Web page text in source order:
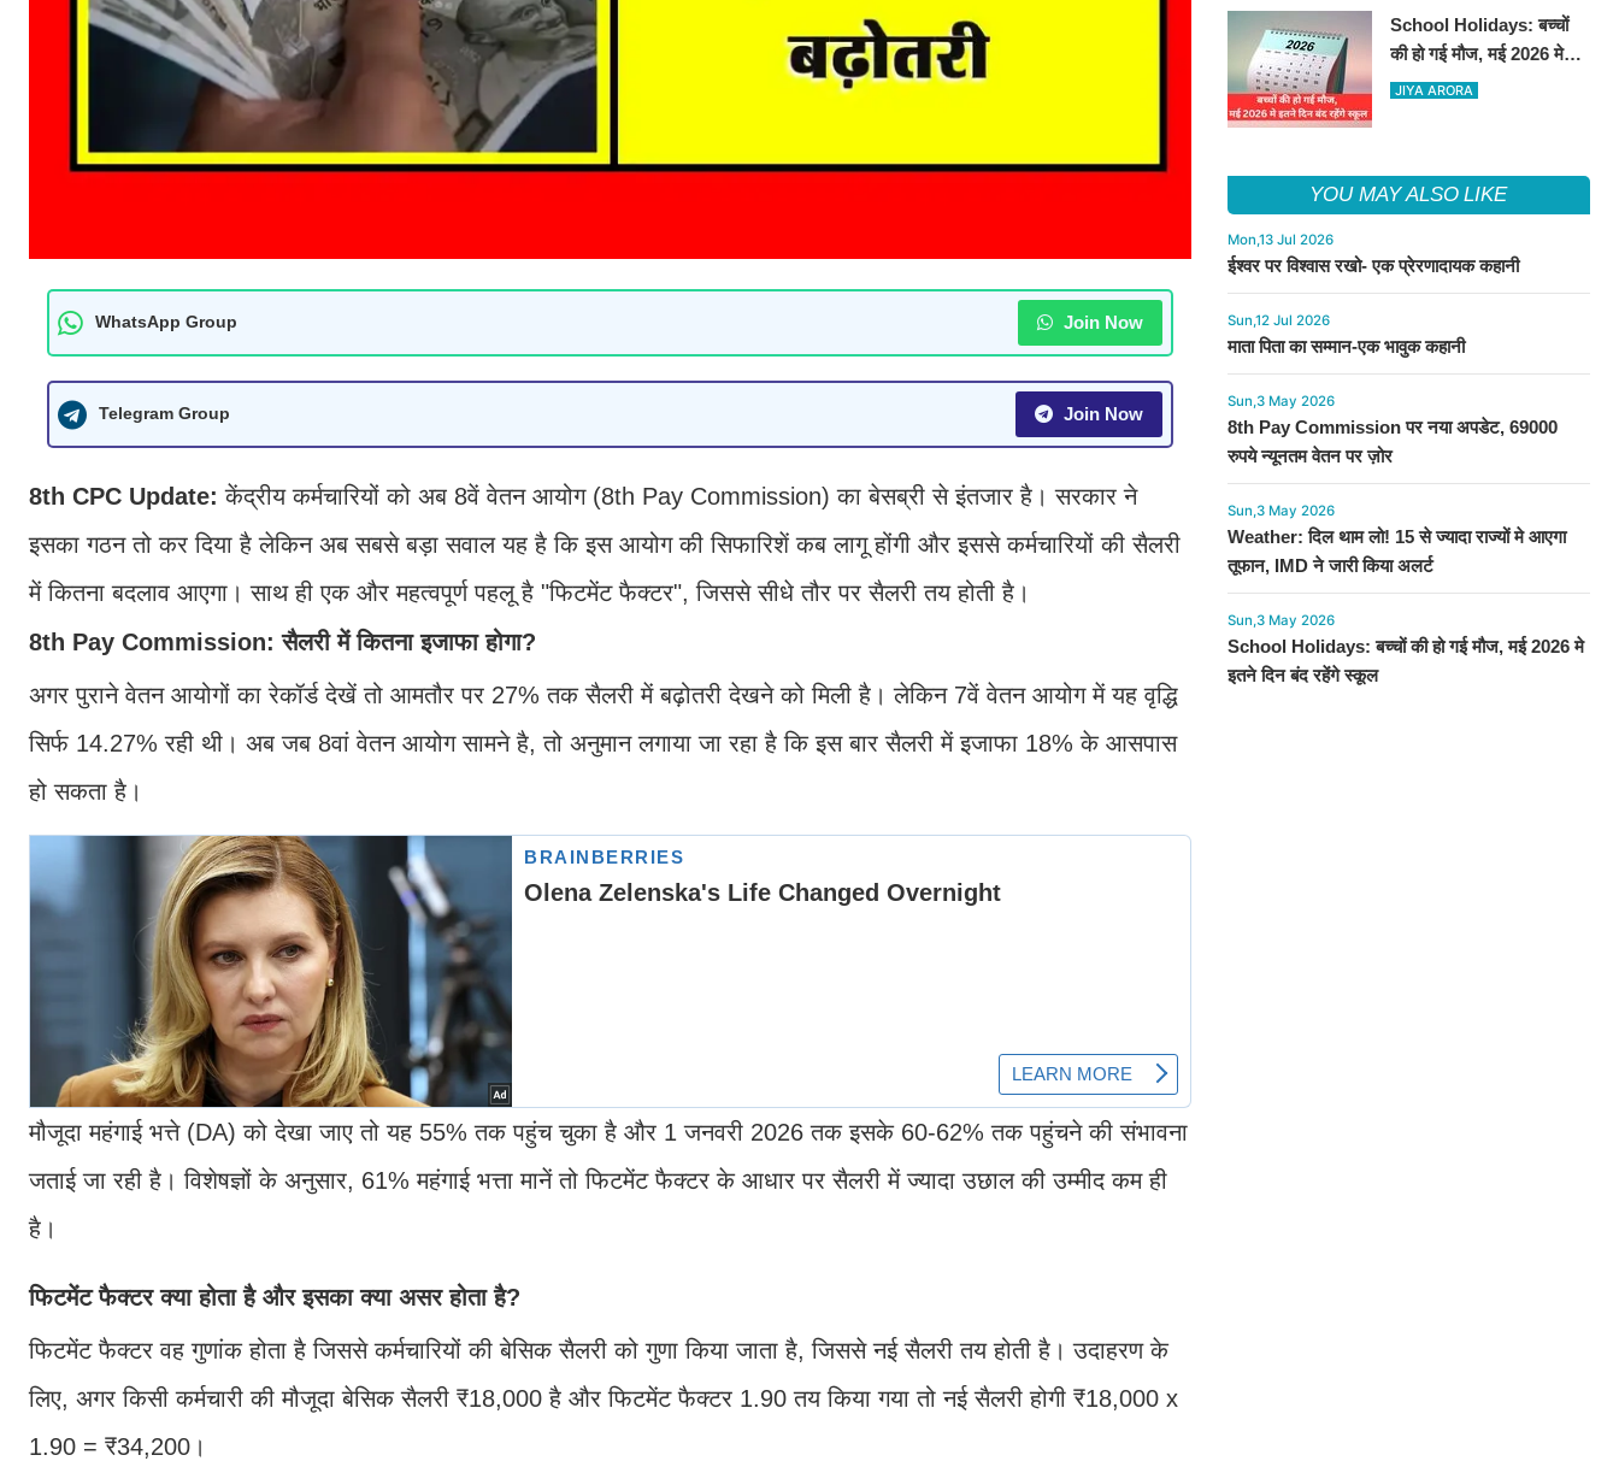
WhatsApp Group Join Now
Telegram Group Join Now
8th CPC Update:केंद्रीय कर्मचारियों को अब 8वें वेतन आयोग (8th Pay Commission) का बेसब्री से इंतजार है। सरकार ने
इसका गठन तो कर दिया है लेकिन अब सबसे बड़ा सवाल यह है कि इस आयोग की सिफारिशें कब लागू होंगी और इससे कर्मचारियों की सैलरी
में कितना बदलाव आएगा। साथ ही एक और महत्वपूर्ण पहलू है "फिटमेंट फैक्टर", जिससे सीधे तौर पर सैलरी तय होती है।
8th Pay Commission: सैलरी में कितना इजाफा होगा?
अगर पुराने वेतन आयोगों का रेकॉर्ड देखें तो आमतौर पर 27% तक सैलरी में बढ़ोतरी देखने को मिली है। लेकिन 7वें वेतन आयोग में यह वृद्धि
सिर्फ 14.27% रही थी। अब जब 8वां वेतन आयोग सामने है, तो अनुमान लगाया जा रहा है कि इस बार सैलरी में इजाफा 18% के आसपास
हो सकता है।
मौजूदा महंगाई भत्ते (DA) को देखा जाए तो यह 55% तक पहुंच चुका है और 1 जनवरी 2026 तक इसके 60-62% तक पहुंचने की संभावना
जताई जा रही है। विशेषज्ञों के अनुसार, 61% महंगाई भत्ता मानें तो फिटमेंट फैक्टर के आधार पर सैलरी में ज्यादा उछाल की उम्मीद कम ही
है।
फिटमेंट फैक्टर क्या होता है और इसका क्या असर होता है?
फिटमेंट फैक्टर वह गुणांक होता है जिससे कर्मचारियों की बेसिक सैलरी को गुणा किया जाता है, जिससे नई सैलरी तय होती है। उदाहरण के
लिए, अगर किसी कर्मचारी की मौजूदा बेसिक सैलरी ₹18,000 है और फिटमेंट फैक्टर 1.90 तय किया गया तो नई सैलरी होगी ₹18,000 x
1.90 = ₹34,200।
School Holidays: बच्चों
की हो गई मौज, मई 2026 मे
इतने दिन बंद रहेंगे स्कूल
JIYA ARORA
YOU MAY ALSO LIKE
Mon,13 Jul 2026
ईश्वर पर विश्वास रखो- एक प्रेरणादायक कहानी
Sun,12 Jul 2026
माता पिता का सम्मान-एक भावुक कहानी
Sun,3 May 2026
8th Pay Commission पर नया अपडेट, 69000
रुपये न्यूनतम वेतन पर ज़ोर
Sun,3 May 2026
Weather: दिल थाम लो! 15 से ज्यादा राज्यों मे आएगा
तूफान, IMD ने जारी किया अलर्ट
Sun,3 May 2026
School Holidays: बच्चों की हो गई मौज, मई 2026 मे
इतने दिन बंद रहेंगे स्कूल